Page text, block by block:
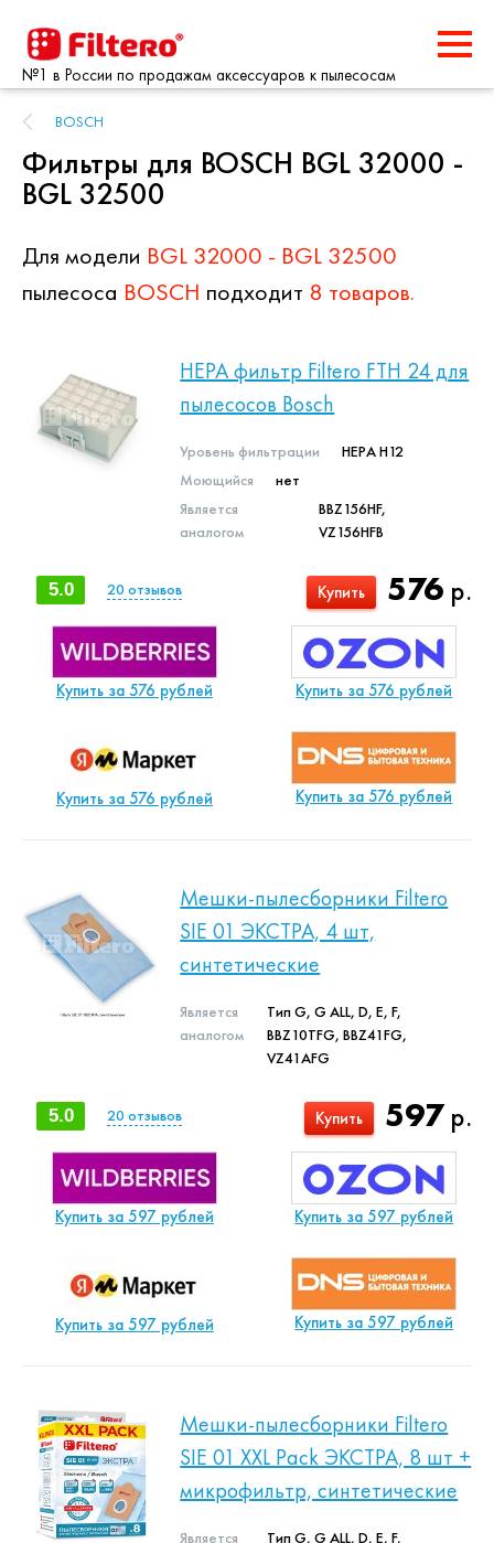
№1 в России по продажам аксессуаров к пылесосам
BOSCH
Фильтры для BOSCH BGL 32000 -
BGL 32500
Для модели BGL 32000 - BGL 32500
пылесоса BOSCH подходит 8 товаров.
HEPA фильтр Filtero FTH 24 для
пылесосов Bosch
Уровень фильтрации
HEPA H12
Моющийся
нет
Является
аналогом
BBZ156HF,
VZ156HFB
576 р.
Купить
5.0 20 отзывов
Купить за 576 рублей Купить за 576 рублей
Купить за 576 рублей Купить за 576 рублей
Мешки-пылесборники Filtero
SIE 01 ЭКСТРА, 4 шт,
синтетические
Является
аналогом
Тип G, G ALL, D, E, F,
BBZ10TFG, BBZ41FG,
VZ41AFG
597р.
Купить
5.0 20 отзывов
Купить за 597 рублей Купить за 597 рублей
Купить за 597 рублей Купить за 597 рублей
Мешки-пылесборники Filtero
SIE 01 XXL Pack ЭКСТРА, 8 шт +
микрофильтр, синтетические
Является
Тип G, G ALL, D, E, F,